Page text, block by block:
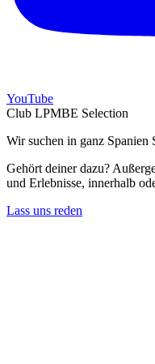
YouTube
Club LPMBE Selection
Wir suchen in ganz Spanien
Gehört deiner dazu?
und Erlebnisse, innerhalb
Lass uns reden